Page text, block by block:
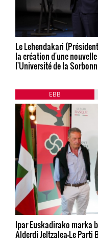
Le Lehendakari
la création d'une
l'Université de la
EBB
Ipar Euskadirako marka
Alderdi Jeltzalea-Le Parti